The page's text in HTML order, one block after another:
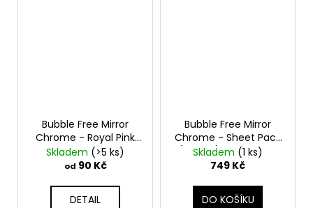
Bubble Free Mirror
Chrome - Royal Pink
Samolepící vinylová
folie TeckWrap
Skladem (>5 ks)
od 90 Kč
DETAIL
Bubble Free Mirror
Chrome - Sheet Pack
(14kusů)Samolepící
vinylová folie
Skladem (1 ks)
749 Kč
DO KOŠÍKU